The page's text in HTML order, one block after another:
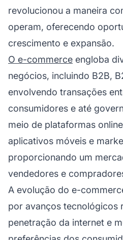
revolucionou a maneira
operam, oferecendo
crescimento e expansão.
O e-commerce engloba
negócios, incluindo B2B,
envolvendo transações
consumidores e até
meio de plataformas
aplicativos móveis e
proporcionando um
vendedores e
A evolução do e-
por avanços tecnológicos
penetração da internet e